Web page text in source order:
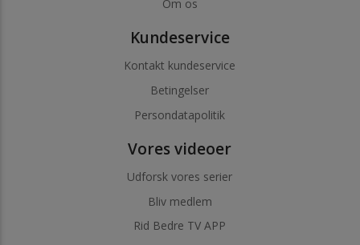
Om os
Kundeservice
Kontakt kundeservice
Betingelser
Persondatapolitik
Vores videoer
Udforsk vores serier
Bliv medlem
Rid Bedre TV APP